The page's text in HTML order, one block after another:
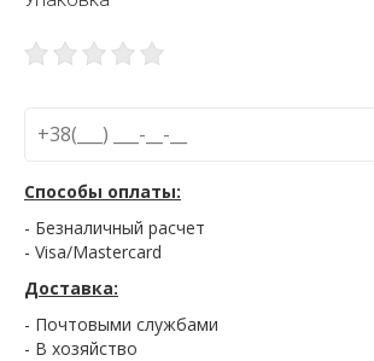
Способы оплаты:
- Безналичный расчет
- Visa/Mastercard
Доставка:
- Почтовыми службами
- В хозяйство